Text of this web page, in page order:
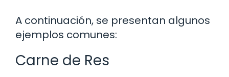
A continuación, se presentan algunos
ejemplos comunes:
Carne de Res